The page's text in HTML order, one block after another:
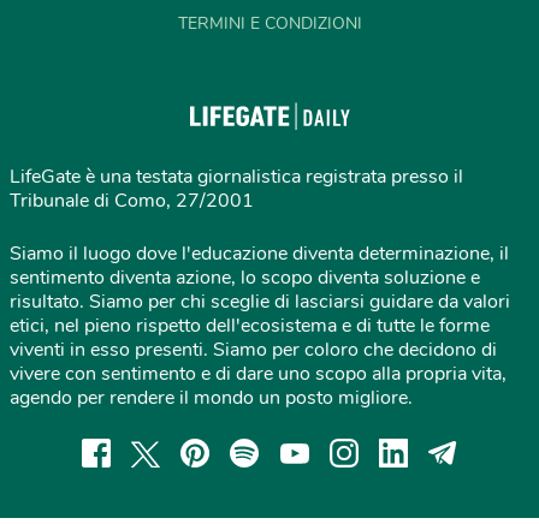
TERMINI E CONDIZIONI
LifeGate è una testata giornalistica registrata presso il
Tribunale di Como, 27/2001
Siamo il luogo dove l'educazione diventa determinazione, il
sentimento diventa azione, lo scopo diventa soluzione e
risultato. Siamo per chi sceglie di lasciarsi guidare da valori
etici, nel pieno rispetto dell'ecosistema e di tutte le forme
viventi in esso presenti. Siamo per coloro che decidono di
vivere con sentimento e di dare uno scopo alla propria vita,
agendo per rendere il mondo un posto migliore.